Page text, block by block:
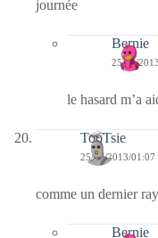
journée
Bernie
25/06/
le hasard m’a
TooTsie
25/06/2013/01:07
comme un dernier
Bernie